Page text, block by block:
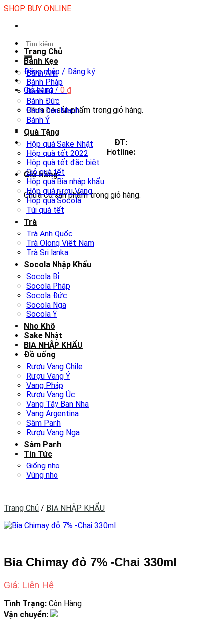
Skip
content
SHOP BUY ONLINE
Tìm
kiếm:
Đăng nhập / Đăng ký
Giỏ hàng / 0 ₫
Chưa có sản phẩm trong giỏ hàng.
ĐT:
Hotline:
Giỏ hàng
Chưa có sản phẩm trong giỏ hàng.
Trang Chủ
Bánh Kẹo
Bánh Anh
Bánh Pháp
Bánh Bỉ
Bánh Đức
Bánh Đan Mạch
Bánh Ý
Quà Tặng
Hộp quà Sake Nhật
Hộp quà tết 2022
Hộp quà tết đặc biệt
Giỏ quà tết
Hộp quà Bia nhập khẩu
Hộp quà rượu Vang
Hộp quà Socola
Túi quà tết
Trà
Trà Anh Quốc
Trà Olong Viêt Nam
Trà Sri lanka
Socola Nhập Khẩu
Socola Bỉ
Socola Pháp
Socola Đức
Socola Nga
Socola Ý
Nho Khô
Sake Nhật
BIA NHẬP KHẨU
Đồ uống
Rượu Vang Chile
Rượu Vang Ý
Vang Pháp
Rượu Vang Úc
Vang Tây Ban Nha
Vang Argentina
Sâm Panh
Rượu Vang Nga
Sâm Panh
Tin Tức
Giống nho
Vùng nho
Trang Chủ / BIA NHẬP KHẨU
Bia Chimay đỏ 7% -Chai 330ml
Giá: Liên Hệ
Tình Trạng: Còn Hàng
Vận chuyển: